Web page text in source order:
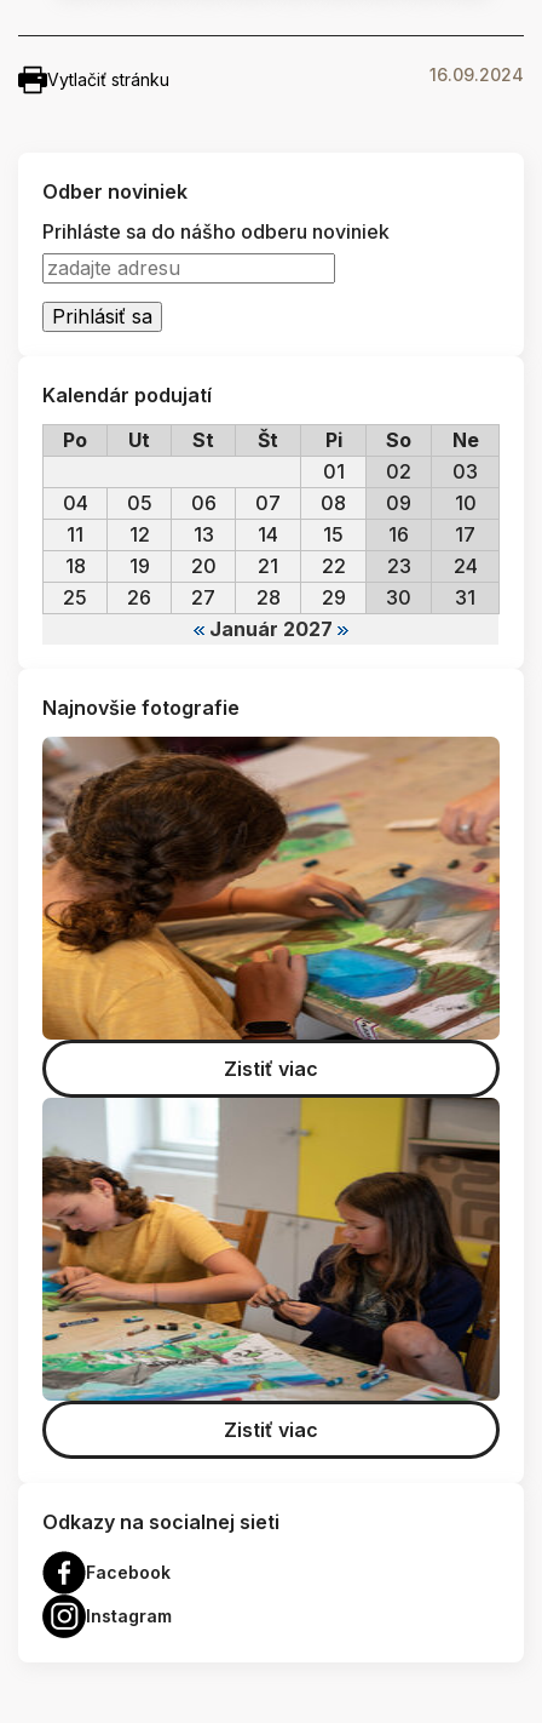
Vytlačiť stránku 16.09.2024
Odber noviniek
Prihláste sa do nášho odberu noviniek
Kalendár podujatí
Po
Ut St Št Pi So Ne
Január 2027
01 02
03
04
05 06 07 08 09
10
11
12 13 14 15 16
17
18
19 20 21 22 23
24
25
26 27 28 29 30 31
Najnovšie fotografie
Zistiť viac
Zistiť viac
Odkazy na socialnej sieti
Facebook
Instagram